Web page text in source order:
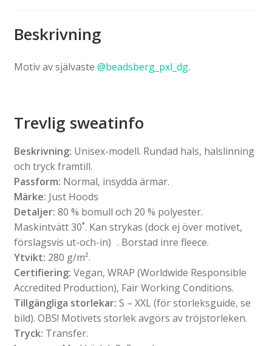
Beskrivning
Motiv av självaste @beadsberg_pxl_dg.
Trevlig sweatinfo
Beskrivning: Unisex-modell. Rundad hals, halslinning
och tryck framtill.
Passform: Normal, insydda ärmar.
Märke: Just Hoods
Detaljer: 80 % bomull och 20 % polyester.
Maskintvätt 30˚. Kan strykas (dock ej över motivet,
förslagsvis ut-och-in) . Borstad inre fleece.
Ytvikt: 280 g/m².
Certifiering: Vegan, WRAP (Worldwide Responsible
Accredited Production), Fair Working Conditions.
Tillgängliga storlekar: S – XXL (för storleksguide, se
bild). OBS! Motivets storlek avgörs av tröjstorleken.
Tryck: Transfer.